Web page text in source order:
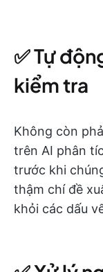
✅ Tự
kiểm tra
Không còn
trên AI phân
trước khi
thậm chí đề
khỏi các dấu